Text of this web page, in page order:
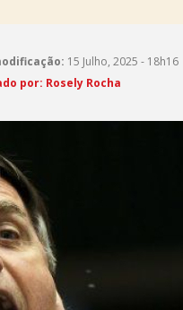
15 Julho, 2025 - 18h16
por: Rosely Rocha